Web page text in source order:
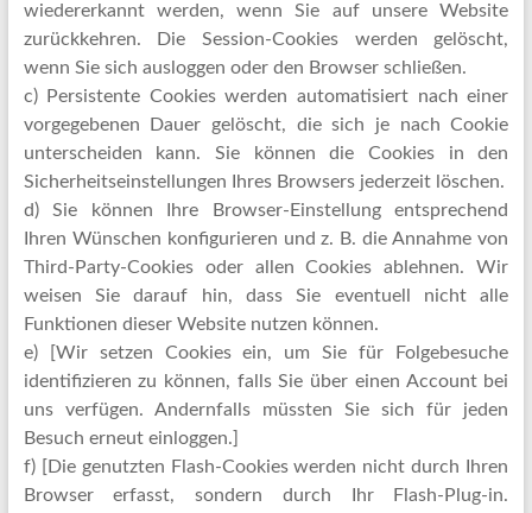
wiedererkannt werden, wenn Sie auf unsere Website
zurückkehren. Die Session-Cookies werden gelöscht,
wenn Sie sich ausloggen oder den Browser schließen.
c) Persistente Cookies werden automatisiert nach einer
vorgegebenen Dauer gelöscht, die sich je nach Cookie
unterscheiden kann. Sie können die Cookies in den
Sicherheitseinstellungen Ihres Browsers jederzeit löschen.
d) Sie können Ihre Browser-Einstellung entsprechend
Ihren Wünschen konfigurieren und z. B. die Annahme von
Third-Party-Cookies oder allen Cookies ablehnen. Wir
weisen Sie darauf hin, dass Sie eventuell nicht alle
Funktionen dieser Website nutzen können.
e) [Wir setzen Cookies ein, um Sie für Folgebesuche
identifizieren zu können, falls Sie über einen Account bei
uns verfügen. Andernfalls müssten Sie sich für jeden
Besuch erneut einloggen.]
f) [Die genutzten Flash-Cookies werden nicht durch Ihren
Browser erfasst, sondern durch Ihr Flash-Plug-in.